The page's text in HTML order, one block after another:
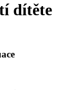
dítěte